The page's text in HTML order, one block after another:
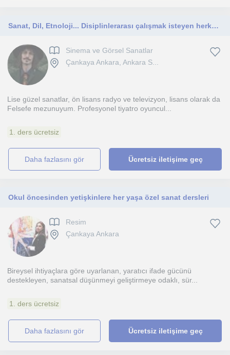
Sanat, Dil, Etnoloji... Disiplinlerarası çalışmak isteyen herkese selamlar!
Sinema ve Görsel Sanatlar
Çankaya Ankara, Ankara S...
Lise güzel sanatlar, ön lisans radyo ve televizyon, lisans olarak da
Felsefe mezunuyum. Profesyonel tiyatro oyuncul...
1. ders ücretsiz
daha fazlasını gör Ücretsiz iletişime geç
Okul öncesinden yetişkinlere her yaşa özel sanat dersleri
Resim
Çankaya Ankara
Bireysel ihtiyaçlara göre uyarlanan, yaratıcı ifade gücünü
destekleyen, sanatsal düşünmeyi geliştirmeye odaklı, sür...
1. ders ücretsiz
daha fazlasını gör Ücretsiz iletişime geç